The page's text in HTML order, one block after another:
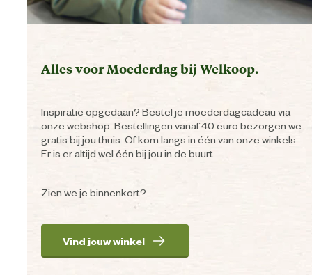
Alles voor Moederdag bij Welkoop.
Inspiratie opgedaan? Bestel je moederdagcadeau via
onze webshop. Bestellingen vanaf 40 euro bezorgen we
gratis bij jou thuis. Of kom langs in één van onze winkels.
Er is er altijd wel één bij jou in de buurt.
Zien we je binnenkort?
Vind jouw winkel